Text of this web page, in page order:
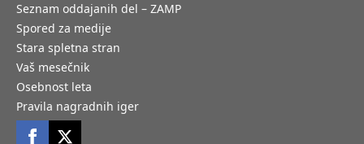
Seznam oddajanih del – ZAMP
Spored za medije
Stara spletna stran
Vaš mesečnik
Osebnost leta
Pravila nagradnih iger